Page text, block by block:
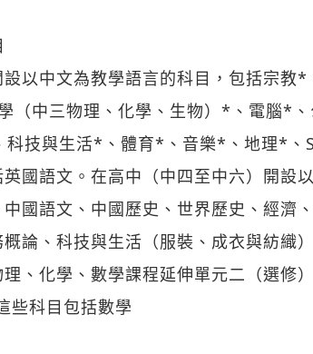
以中文為教學語言的科目，包括宗教
（中三物理、化學、生物）*、電腦*
技與生活*、體育*、音樂*、地理*、
國語文。在高中（中四至中六）開設
國語文、中國歷史、世界歷史、經濟
論、科技與生活（服裝、成衣與紡織
、化學、數學課程延伸單元二（選修
些科目包括數學